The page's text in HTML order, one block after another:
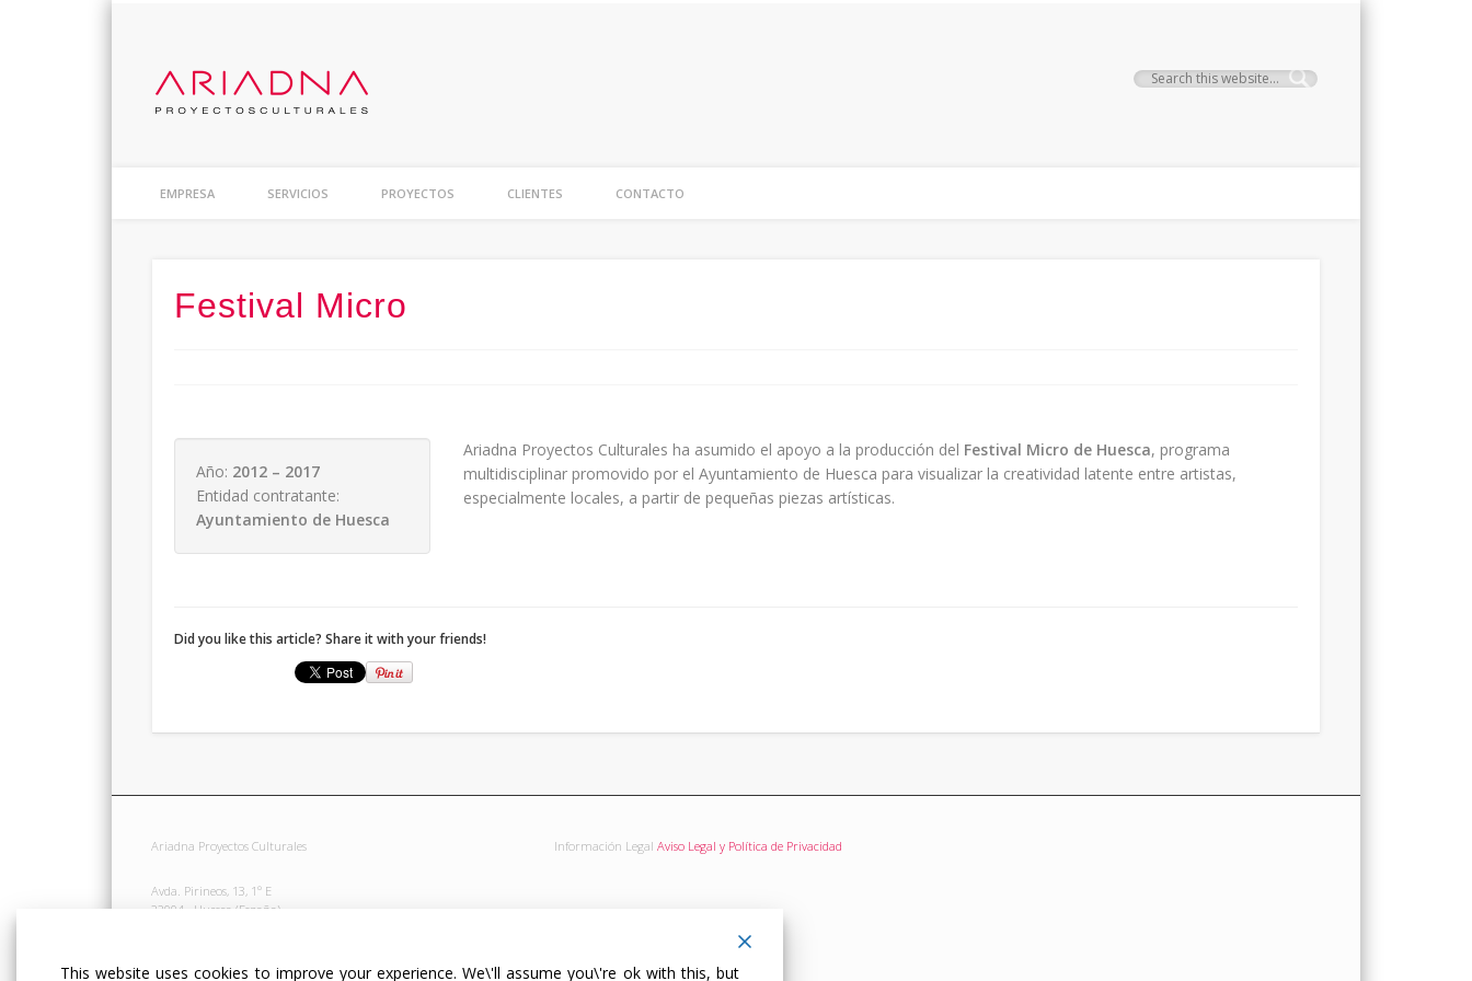
Proyectos Culturales
EMPRESA SERVICIOS PROYECTOS CLIENTES CONTACTO
Festival Micro
Año: 2012 – 2017
Entidad contratante:
Ayuntamiento de Huesca
Ariadna Proyectos Culturales ha asumido el apoyo a la producción del Festival Micro de Huesca, programa
multidisciplinar promovido por el Ayuntamiento de Huesca para visualizar la creatividad latente entre artistas,
especialmente locales, a partir de pequeñas piezas artísticas.
Did you like this article? Share it with your friends!
Ariadna Proyectos Culturales
Avda. Pirineos, 13, 1º E
22004 · Huesca (España)
Información Legal Aviso Legal y Política de Privacidad
This website uses cookies to improve your experience. We\'ll assume you\'re ok with this, but